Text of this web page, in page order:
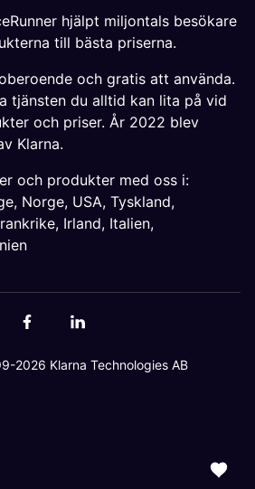
hjälpt miljontals besökare
till bästa priserna.
och gratis att använda.
tjänsten du alltid kan lita på vid
och priser. År 2022 blev
Klarna.
och produkter med oss i:
, Norge, USA, Tyskland,
, Irland, Italien,
2026 Klarna Technologies AB